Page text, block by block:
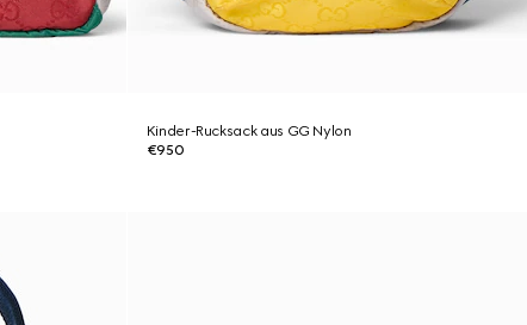
Kinder-Rucksack aus GG Nylon
€950